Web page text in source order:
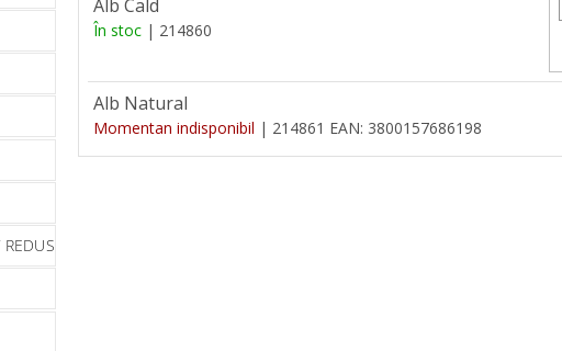
Alb Cald
În stoc | 214860
Alb Natural
Momentan indisponibil | 214861 EAN: 3800157686198